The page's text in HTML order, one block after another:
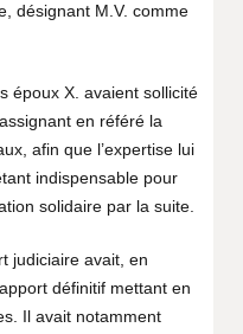
désignant M.V. comme
époux X. avaient sollicité
en référé la
afin que l’expertise lui
indispensable pour
solidaire par la suite.
judiciaire avait, en
définitif mettant en
Il avait notamment